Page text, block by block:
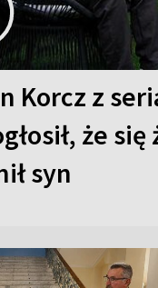
Korcz z
że
syn